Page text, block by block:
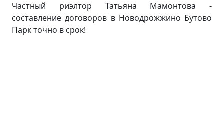
Частный риэлтор Татьяна Мамонтова -
составление договоров в Новодрожжино Бутово
Парк точно в срок!